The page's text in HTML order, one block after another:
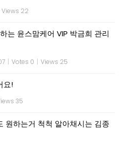
Views 22
는 윤스맘케어 VIP 박금희 관리
| Votes 0 | Views 25
요!
35
원하는거 척척 알아채시는 김종